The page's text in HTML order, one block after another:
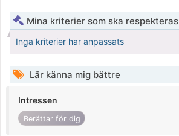
Mina kriterier som ska respekteras
Inga kriterier har anpassats
Lär känna mig bättre
Intressen
Berättar för dig